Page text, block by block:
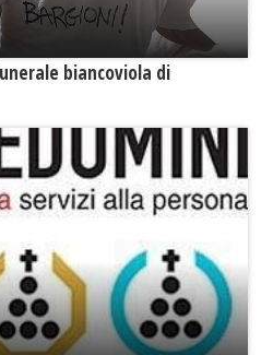
biancoviola di